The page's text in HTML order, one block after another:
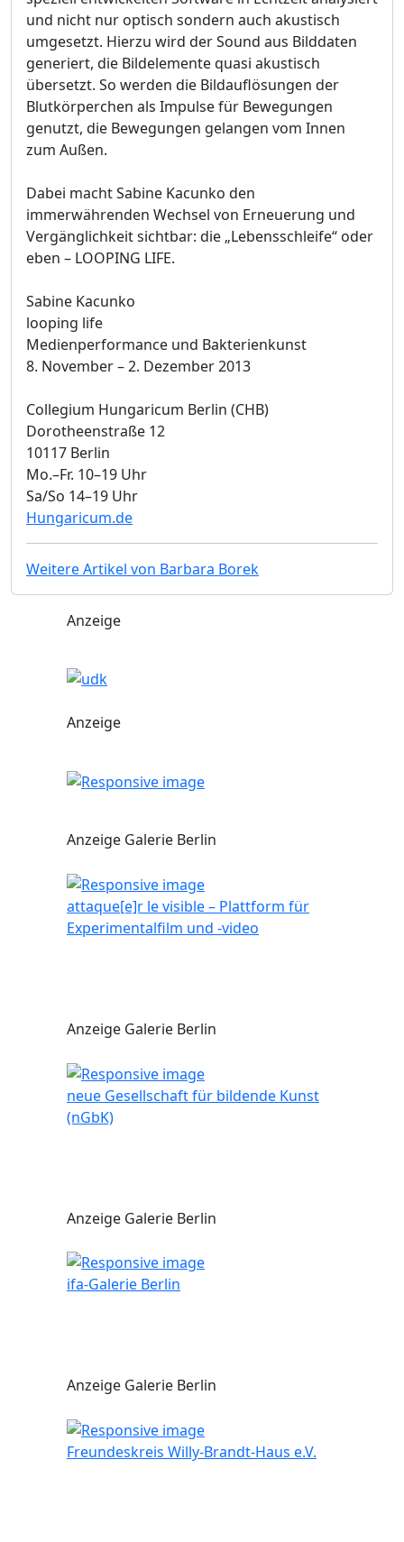
und nicht nur optisch sondern auch akustisch
umgesetzt. Hierzu wird der Sound aus Bilddaten
generiert, die Bildelemente quasi akustisch
übersetzt. So werden die Bildauflösungen der
Blutkörperchen als Impulse für Bewegungen
genutzt, die Bewegungen gelangen vom Innen
zum Außen.
Dabei macht Sabine Kacunko den
immerwährenden Wechsel von Erneuerung und
Vergänglichkeit sichtbar: die „Lebensschleife“ oder
eben – LOOPING LIFE.
Sabine Kacunko
looping life
Medienperformance und Bakterienkunst
8. November – 2. Dezember 2013
Collegium Hungaricum Berlin (CHB)
Dorotheenstraße 12
10117 Berlin
Mo.–Fr. 10–19 Uhr
Sa/So 14–19 Uhr
Hungaricum.de
Weitere Artikel von Barbara Borek
Anzeige
Anzeige
Anzeige Galerie Berlin
attaque[e]r le visible – Plattform für
Experimentalfilm und -video
Anzeige Galerie Berlin
neue Gesellschaft für bildende Kunst
(nGbK)
Anzeige Galerie Berlin
ifa-Galerie Berlin
Anzeige Galerie Berlin
Freundeskreis Willy-Brandt-Haus e.V.